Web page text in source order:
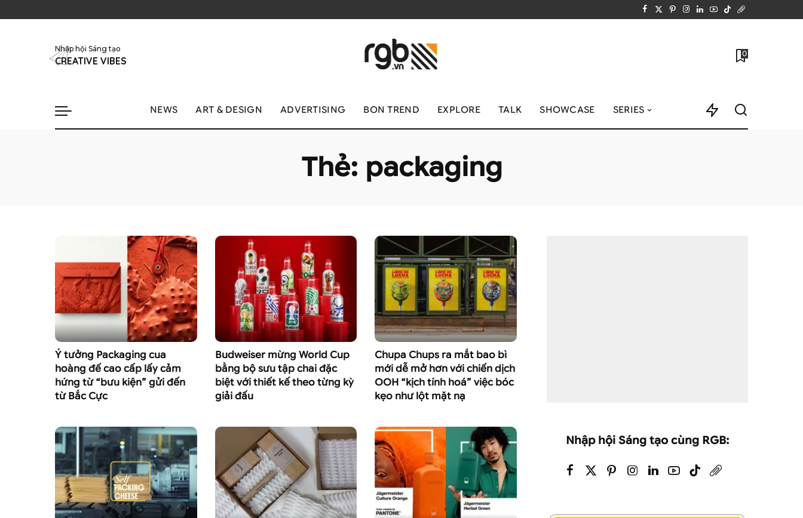
Nhập hội Sáng tạo
CREATIVE VIBES
0
NEWS ART & DESIGN ADVERTISING BON TREND EXPLORE TALK SHOWCASE SERIES
Thẻ: packaging
Ý tưởng Packaging cua
hoàng đế cao cấp lấy cảm
hứng từ “bưu kiện” gửi đến
từ Bắc Cực
Budweiser mừng World Cup
bằng bộ sưu tập chai đặc
biệt với thiết kế theo từng kỳ
giải đấu
Chupa Chups ra mắt bao bì
mới dễ mở hơn với chiến dịch
OOH “kịch tính hoá” việc bóc
kẹo như lột mặt nạ
Nhập hội Sáng tạo cùng RGB: